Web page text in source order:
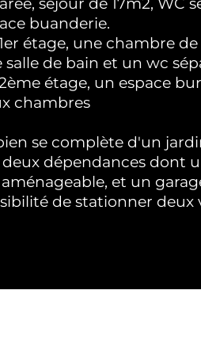
de niveaux
buanderie.
étage, une chambre de
salle de bain et un wc
étage, un espace
chambres
se complète d'un
deux dépendances dont
et un
de stationner deux